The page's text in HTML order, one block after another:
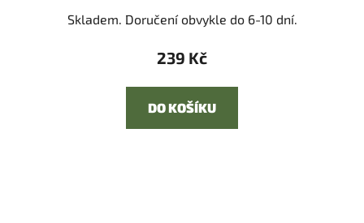
Skladem. Doručení obvykle do 6-10 dní.
239 Kč
DO KOŠÍKU